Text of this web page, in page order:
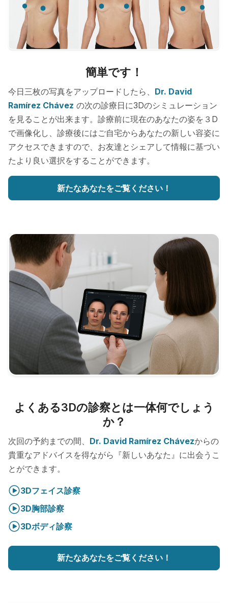
簡単です！
今日三枚の写真をアップロードしたら、 Dr. David
Ramírez Chávez の次の診療日に3Dのシミュレーション
を見ることが出来ます。診療前に現在のあなたの姿を３D
で画像化し、診療後にはご自宅からあなたの新しい容姿に
アクセスできますので、お友達とシェアして情報に基づい
たより良い選択をすることができます。
新たなあなたをご覧ください！
よくある3Dの診察とは一体何でしょう
か？
次回の予約までの間、 Dr. David Ramírez Chávezからの
貴重なアドバイスを得ながら『新しいあなた』に出会うこ
とができます。
3Dフェイス診察
3D胸部診察
3Dボディ診察
新たなあなたをご覧ください！